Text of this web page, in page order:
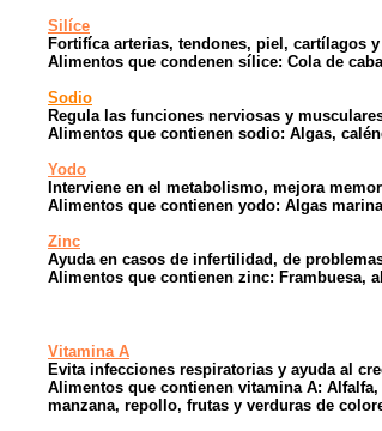
Silíce
Fortifíca arterias, tendones, piel, cartílagos
Alimentos que condenen sílice: Cola de
Sodio
Regula las funciones nerviosas y
Alimentos que contienen sodio: Algas,
Yodo
Interviene en el metabolismo, mejora
Alimentos que contienen yodo: Algas
Zinc
Ayuda en casos de infertilidad, de
Alimentos que contienen zinc: Frambuesa,
Vitamina A
Evita infecciones respiratorias y ayuda al
Alimentos que contienen vitamina A:
manzana, repollo, frutas y verduras de